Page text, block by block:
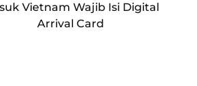
Vietnam Wajib Isi Digital
Arrival Card